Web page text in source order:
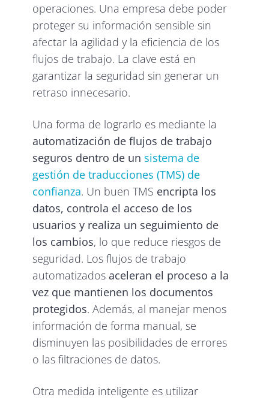
operaciones. Una empresa debe poder
proteger su información sensible sin
afectar la agilidad y la eficiencia de los
flujos de trabajo. La clave está en
garantizar la seguridad sin generar un
retraso innecesario.
Una forma de lograrlo es mediante la
automatización de flujos de trabajo
seguros dentro de un sistema de
gestión de traducciones (TMS) de
confianza. Un buen TMS encripta los
datos, controla el acceso de los
usuarios y realiza un seguimiento de
los cambios, lo que reduce riesgos de
seguridad. Los flujos de trabajo
automatizadosaceleran el proceso a la
vez que mantienen los documentos
protegidos. Además, al manejar menos
información de forma manual, se
disminuyen las posibilidades de errores
o las filtraciones de datos.
Otra medida inteligente es utilizar